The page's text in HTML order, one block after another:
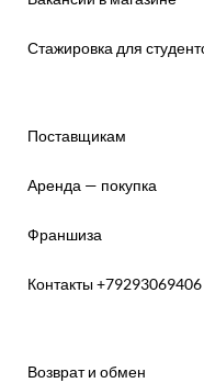
Стажировка для
Поставщикам
Аренда — покупка
Франшиза
Контакты
Возврат и обмен